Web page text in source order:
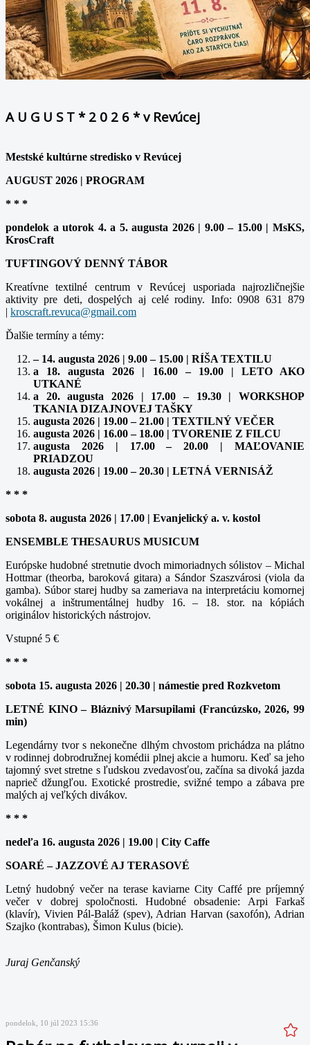
A U G U S T * 2 0 2 6 * v Revúcej
Mestské kultúrne stredisko v Revúcej
AUGUST 2026 | PROGRAM
* * *
pondelok a utorok 4. a 5. augusta 2026 | 9.00 – 15.00 | MsKS,
KrosCraft
TUFTINGOVÝ DENNÝ TÁBOR
Kreatívne textilné centrum v Revúcej usporiada najrozličnejšie
aktivity pre deti, dospelých aj celé rodiny. Info: 0908 631 879
|
Ďalšie termíny a témy:
– 14. augusta 2026 | 9.00 – 15.00 | RÍŠA TEXTILU
a 18. augusta 2026 | 16.00 – 19.00 | LETO AKO
UTKANÉ
a 20. augusta 2026 | 17.00 – 19.30 | WORKSHOP
TKANIA DIZAJNOVEJ TAŠKY
augusta 2026 | 19.00 – 21.00 | TEXTILNÝ VEČER
augusta 2026 | 16.00 – 18.00 | TVORENIE Z FILCU
augusta 2026 | 17.00 – 20.00 | MAĽOVANIE
PRIADZOU
augusta 2026 | 19.00 – 20.30 | LETNÁ VERNISÁŽ
* * *
sobota 8. augusta 2026 | 17.00 | Evanjelický a. v. kostol
ENSEMBLE THESAURUS MUSICUM
Európske hudobné stretnutie dvoch mimoriadnych sólistov – Michal
Hottmar (theorba, baroková gitara) a Sándor Szaszvárosi (viola da
gamba). Súbor starej hudby sa zameriava na interpretáciu komornej
vokálnej a inštrumentálnej hudby 16. – 18. stor. na kópiách
originálov historických nástrojov.
Vstupné 5 €
* * *
sobota 15. augusta 2026 | 20.30 | námestie pred Rozkvetom
LETNÉ KINO – Bláznivý Marsupilami (Francúzsko, 2026, 99
min)
Legendárny tvor s nekonečne dlhým chvostom prichádza na plátno
v rodinnej dobrodružnej komédii plnej akcie a humoru. Keď sa jeho
tajomný svet stretne s ľudskou zvedavosťou, začína sa divoká jazda
naprieč džungľou. Exotické prostredie, svižné tempo a zábava pre
malých aj veľkých divákov.
* * *
nedeľa 16. augusta 2026 | 19.00 | City Caffe
SOARÉ – JAZZOVÉ AJ TERASOVÉ
Letný hudobný večer na terase kaviarne City Caffé pre príjemný
večer v dobrej spoločnosti. Hudobné obsadenie: Arpi Farkaš
(klavír), Vivien Pál-Baláž (spev), Adrian Harvan (saxofón), Adrian
Szajko (kontrabas), Šimon Kulus (bicie).
Juraj Genčanský
pondelok, 10 júl 2023 15:36